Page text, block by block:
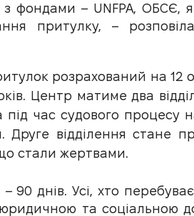
фондами – UNFPA, ОБСЄ,
притулку, – розповіла
розрахований на 12
Центр матиме два
під час судового процесу
відділення стане
стали жертвами.
днів. Усі, хто перебуває
та соціальною